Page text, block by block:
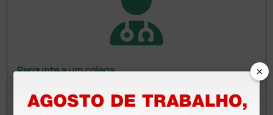
Pergunte a um colega
Ainda tem dúvidas?Necessita de mais
esclarecimentos? Envie agora a sua questão aos
×